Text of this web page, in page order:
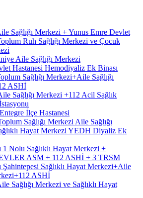
Sağlığı Merkezi + Yunus Emre Devlet
Ruh Sağlığı Merkezi ve Çocuk
Aile Sağlığı Merkezi
Hastanesi Hemodiyaliz Ek Binası
Sağlığı Merkezi+Aile Sağlığı
ASHİ
Sağlığı Merkezi +112 Acil Sağlık
İlçe Hastanesi
Sağlığı Merkezi Aile Sağlığı
Hayat Merkezi YEDH Diyaliz Ek
1 Nolu Sağlıklı Hayat Merkezi +
ASM + 112 ASHİ + 3 TRSM
Şahintepesi Sağlıklı Hayat Merkezi+Aile
ASHİ
Sağlığı Merkezi ve Sağlıklı Hayat